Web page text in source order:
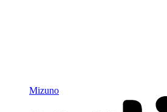
Mizuno